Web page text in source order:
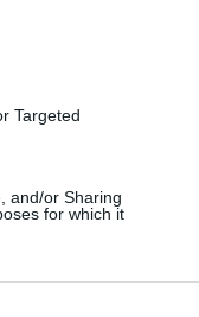
Targeted
and/or Sharing
for which it
komoly
indult történetén
legkevésbé sem
alapítók, Marcin
nagy hangsúlyt
Spapkowski
trilógiává bővült